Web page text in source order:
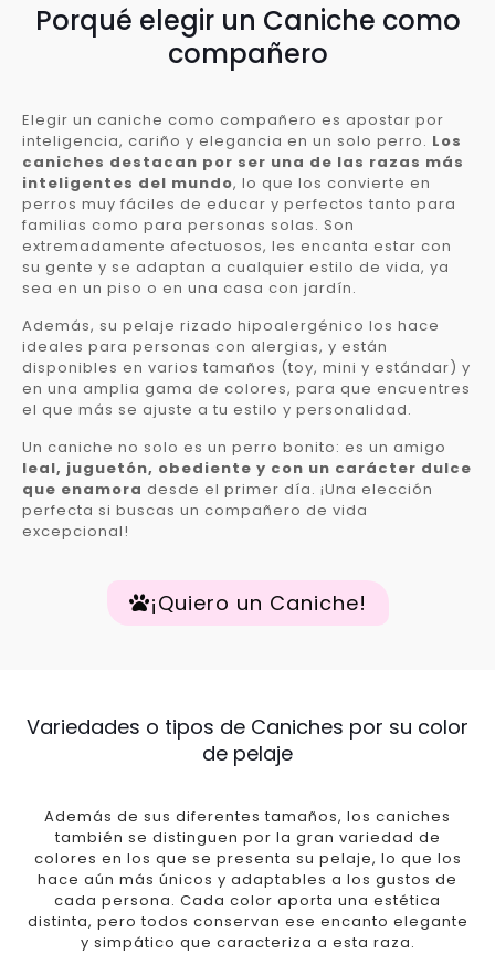
Porqué elegir un Caniche como
compañero
Elegir un caniche como compañero es apostar por
inteligencia, cariño y elegancia en un solo perro. Los
caniches destacan por ser una de las razas más
inteligentes del mundo, lo que los convierte en
perros muy fáciles de educar y perfectos tanto para
familias como para personas solas. Son
extremadamente afectuosos, les encanta estar con
su gente y se adaptan a cualquier estilo de vida, ya
sea en un piso o en una casa con jardín.
Además, su pelaje rizado hipoalergénico los hace
ideales para personas con alergias, y están
disponibles en varios tamaños (toy, mini y estándar) y
en una amplia gama de colores, para que encuentres
el que más se ajuste a tu estilo y personalidad.
Un caniche no solo es un perro bonito: es un amigo
leal, juguetón, obediente y con un carácter dulce
que enamora desde el primer día. ¡Una elección
perfecta si buscas un compañero de vida
excepcional!
¡Quiero un Caniche!
Variedades o tipos de Caniches por su color
de pelaje
Además de sus diferentes tamaños, los caniches
también se distinguen por la gran variedad de
colores en los que se presenta su pelaje, lo que los
hace aún más únicos y adaptables a los gustos de
cada persona. Cada color aporta una estética
distinta, pero todos conservan ese encanto elegante
y simpático que caracteriza a esta raza.